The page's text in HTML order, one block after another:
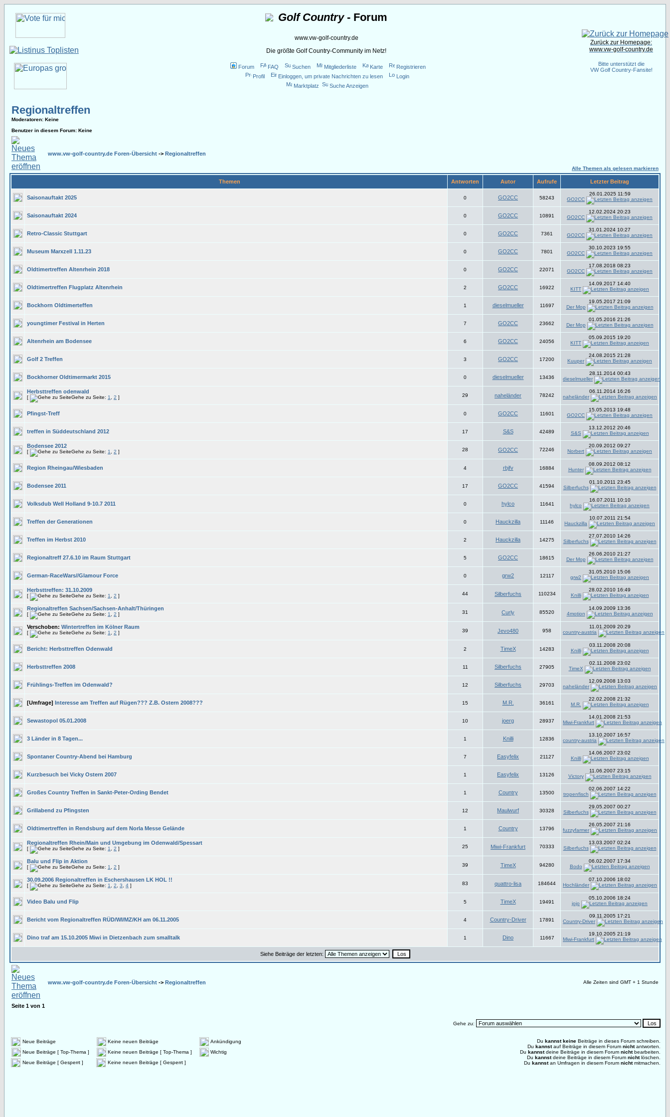
Golf Country- Forum
www.vw-golf-country.de
Die größte Golf Country-Community im Netz!
Forum FAQ Suchen Mitgliederliste Karte
Registrieren
Profil
Einloggen, um private Nachrichten zu lesen
Login
Marktplatz
Suche Anzeigen
Zurück zur Homepage:
www.vw-golf-country.de
Bitte unterstützt die
VW Golf Country-Fansite!
Regionaltreffen
Moderatoren: Keine
Benutzer in diesem Forum: Keine
www.vw-golf-country.de Foren-Übersicht -> Regionaltreffen
Alle Themen als gelesen markieren
Themen Antworten Autor Aufrufe Letzter Beitrag
Saisonauftakt 2025 0 GO2CC 58243
26.01.2025 11:59
GO2CC
Saisonauftakt 2024 0 GO2CC 10891
12.02.2024 20:23
GO2CC
Retro-Classic Stuttgart 0 GO2CC 7361
31.01.2024 10:27
GO2CC
Museum Marxzell 1.11.23 0 GO2CC 7801
30.10.2023 19:55
GO2CC
Oldtimertreffen Altenrhein 2018 0 GO2CC 22071
17.08.2018 08:23
GO2CC
Oldtimertreffen Flugplatz Altenrhein 2 GO2CC 16922
14.09.2017 14:40
KITT
Bockhorn Oldtimerteffen 1 dieselmueller 11697
19.05.2017 21:09
Der Mop
youngtimer Festival in Herten 7 GO2CC 23662
01.05.2016 21:26
Der Mop
Altenrhein am Bodensee 6 GO2CC 24056
05.09.2015 19:20
KITT
Golf 2 Treffen 3 GO2CC 17200
24.08.2015 21:28
Kuuper
Bockhorner Oldtimermarkt 2015 0 dieselmueller 13436
28.11.2014 00:43
dieselmueller
Herbsttreffen odenwald
[ Gehe zu Seite: 1 2 ] 29 naheländer 78242
06.11.2014 16:26
naheländer
Pfingst-Treff 0 GO2CC 11601
15.05.2013 19:48
GO2CC
treffen in Süddeutschland 2012 17 S&S 42489
13.12.2012 20:46
S&S
Bodensee 2012
[ Gehe zu Seite: 1 2 ] 28 GO2CC 72246
20.09.2012 09:27
Norbert
Region Rheingau/Wiesbaden 4 rbjfv 16884
08.09.2012 08:12
Hunter
Bodensee 2011 17 GO2CC 41594
01.10.2011 23:45
Silberfuchs
Volksdub Well Holland 9-10.7 2011 0 hylco 11641
16.07.2011 10:10
hylco
Treffen der Generationen 0 Hauckzilla 11146
10.07.2011 21:54
Hauckzilla
Treffen im Herbst 2010 2 Hauckzilla 14275
27.07.2010 14:26
Silberfuchs
Regionaltreff 27.6.10 im Raum Stuttgart 5 GO2CC 18615
26.06.2010 21:27
Der Mop
German-RaceWars//Glamour Force 0 grw2 12117
31.05.2010 15:06
grw2
Herbsttreffen: 31.10.2009
[ Gehe zu Seite: 1 2 ] 44 Silberfuchs 110234
28.02.2010 16:49
Knilli
Regionaltreffen Sachsen/Sachsen-Anhalt/Thüringen
[ Gehe zu Seite: 1 2 ] 31 Curly 85520
14.09.2009 13:36
4motion
Verschoben: Wintertreffen im Kölner Raum
[ Gehe zu Seite: 1 2 ] 39 Jevo480 958
11.01.2009 20:29
country-austria
Bericht: Herbsttreffen Odenwald 2 TimeX 14283
03.11.2008 20:08
Knilli
Herbsttreffen 2008 11 Silberfuchs 27905
02.11.2008 23:02
TimeX
Frühlings-Treffen im Odenwald? 12 Silberfuchs 29703
12.09.2008 13:03
naheländer
[Umfrage] Interesse am Treffen auf Rügen??? Z.B. Ostern 2008??? 15 M.R. 36161
22.02.2008 21:32
M.R.
Sewastopol 05.01.2008 10 joerg 28937
14.01.2008 21:53
Miwi-Frankfurt
3 Länder in 8 Tagen... 1 Knilli 12836
13.10.2007 16:57
country-austria
Spontaner Country-Abend bei Hamburg 7 Easyfelix 21127
14.06.2007 23:02
Knilli
Kurzbesuch bei Vicky Ostern 2007 1 Easyfelix 13126
11.06.2007 23:15
Victory
Großes Country Treffen in Sankt-Peter-Ording Bendet 1 Country 13500
02.06.2007 14:22
tropenfisch
Grillabend zu Pfingsten 12 Maulwurf 30328
29.05.2007 00:27
Silberfuchs
Oldtimertreffen in Rendsburg auf dem Norla Messe Gelände 1 Country 13796
26.05.2007 21:16
fuzzyfarmer
Regionaltreffen Rhein/Main und Umgebung im Odenwald/Spessart
[ Gehe zu Seite: 1 2 ] 25 Miwi-Frankfurt 70333
13.03.2007 02:24
Silberfuchs
Balu und Flip in Aktion
[ Gehe zu Seite: 1 2 ] 39 TimeX 94280
06.02.2007 17:34
Bodo
30.09.2006 Regionaltreffen in Eschershausen LK HOL !!
[ Gehe zu Seite: 1 2 3 4 ] 83 quattro-lisa 184644
07.10.2006 18:02
Hochländer
Video Balu und Flip 5 TimeX 19491
05.10.2006 18:24
jojo
Bericht vom Regionaltreffen RÜD/WI/MZ/KH am 06.11.2005 4 Country-Driver 17891
09.11.2005 17:21
Country-Driver
Dino traf am 15.10.2005 Miwi in Dietzenbach zum smalltalk 1 Dino 11667
19.10.2005 21:19
Miwi-Frankfurt
Siehe Beiträge der letzten:
www.vw-golf-country.de Foren-Übersicht -> Regionaltreffen Alle Zeiten sind GMT + 1 Stunde
Seite 1 von 1
Gehe zu:
Neue Beiträge Keine neuen Beiträge
Ankündigung
Neue Beiträge [ Top-Thema ]
Keine neuen Beiträge [ Top-Thema ]
Wichtig
Neue Beiträge [ Gesperrt ]
Keine neuen Beiträge [ Gesperrt ]
Du kannst keine Beiträge in dieses Forum schreiben.
Du kannstauf Beiträge in diesem Forum nichtantworten.
Du kannstdeine Beiträge in diesem Forum nichtbearbeiten.
Du kannstdeine Beiträge in diesem Forum nichtlöschen.
Du kannstan Umfragen in diesem Forum nichtmitmachen.